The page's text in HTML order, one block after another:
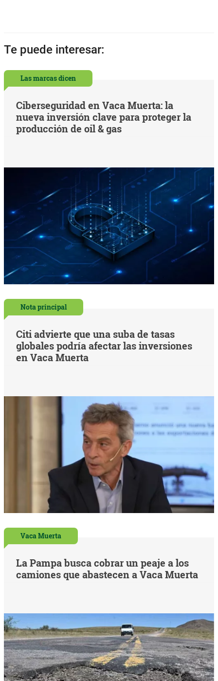
Te puede interesar:
Las marcas dicen
Ciberseguridad en Vaca Muerta: la
nueva inversión clave para proteger la
producción de oil & gas
Nota principal
Citi advierte que una suba de tasas
globales podría afectar las inversiones
en Vaca Muerta
Vaca Muerta
La Pampa busca cobrar un peaje a los
camiones que abastecen a Vaca Muerta